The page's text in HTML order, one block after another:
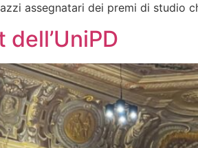
assegnatari dei premi di studio
dell’UniPD